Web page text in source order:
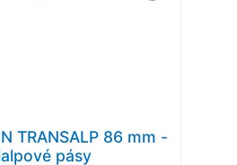
TRANSALP 86 mm -
pásy